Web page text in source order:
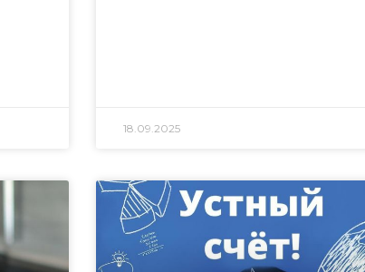
18.09.2025